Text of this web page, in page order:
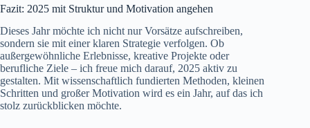
Fazit: 2025 mit Struktur und Motivation angehen
Dieses Jahr möchte ich nicht nur Vorsätze aufschreiben,
sondern sie mit einer klaren Strategie verfolgen. Ob
außergewöhnliche Erlebnisse, kreative Projekte oder
berufliche Ziele – ich freue mich darauf, 2025 aktiv zu
gestalten. Mit wissenschaftlich fundierten Methoden, kleinen
Schritten und großer Motivation wird es ein Jahr, auf das ich
stolz zurückblicken möchte.